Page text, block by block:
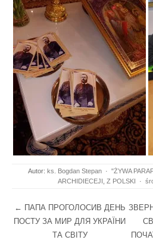
Autor: ks. Bogdan Stepan · "ŻYWA
ARCHIDIECEJI Z POLSKI ·
Post navigation
← ПАПА ПРОГОЛОСИВ ДЕНЬ
ПОСТУ ЗА МИР ДЛЯ УКРАЇНИ
ТА СВІТУ